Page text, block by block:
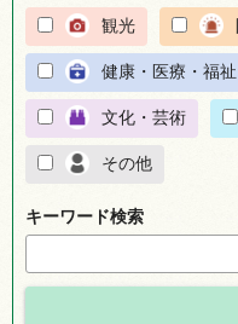
観光
健康・医療・福祉
文化・芸術
その他
キーワード検索